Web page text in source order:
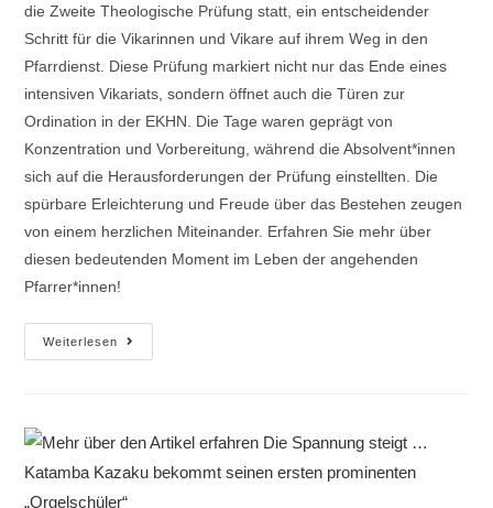
die Zweite Theologische Prüfung statt, ein entscheidender
Schritt für die Vikarinnen und Vikare auf ihrem Weg in den
Pfarrdienst. Diese Prüfung markiert nicht nur das Ende eines
intensiven Vikariats, sondern öffnet auch die Türen zur
Ordination in der EKHN. Die Tage waren geprägt von
Konzentration und Vorbereitung, während die Absolvent*innen
sich auf die Herausforderungen der Prüfung einstellten. Die
spürbare Erleichterung und Freude über das Bestehen zeugen
von einem herzlichen Miteinander. Erfahren Sie mehr über
diesen bedeutenden Moment im Leben der angehenden
Pfarrer*innen!
Weiterlesen